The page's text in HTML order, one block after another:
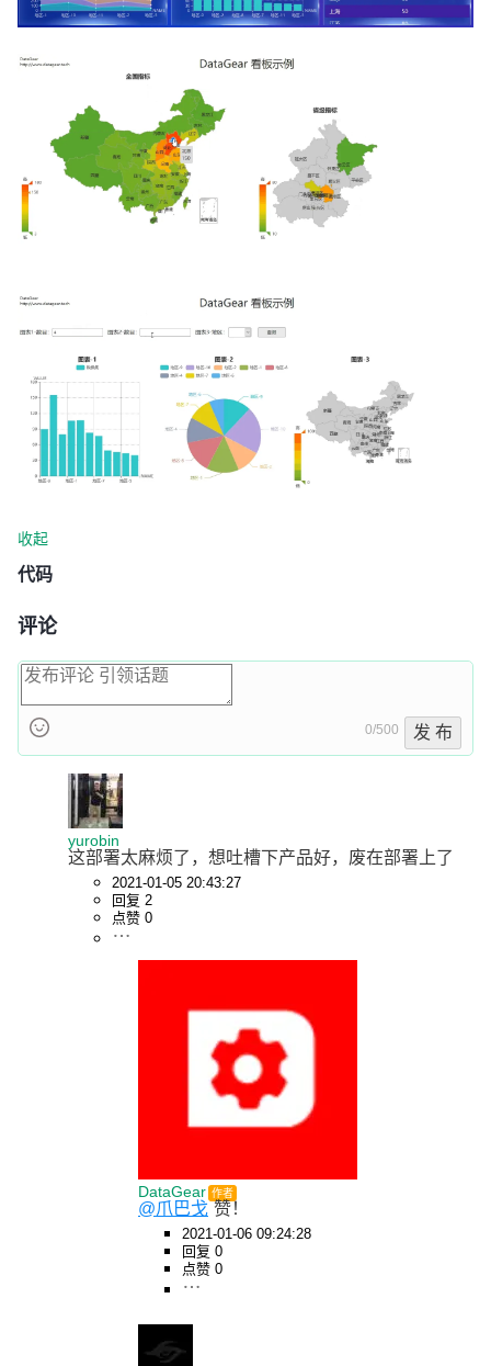
收起
代码
评论
0/500 发 布
yurobin
这部署太麻烦了，想吐槽下产品好，废在部署上了
2021-01-05 20:43:27
回复 2
点赞 0
DataGear 作者
@爪巴戈 赞！
2021-01-06 09:24:28
回复 0
点赞 0